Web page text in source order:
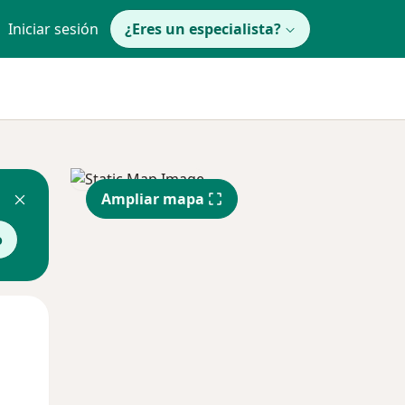
Iniciar sesión ¿Eres un especialista?
Ampliar mapa